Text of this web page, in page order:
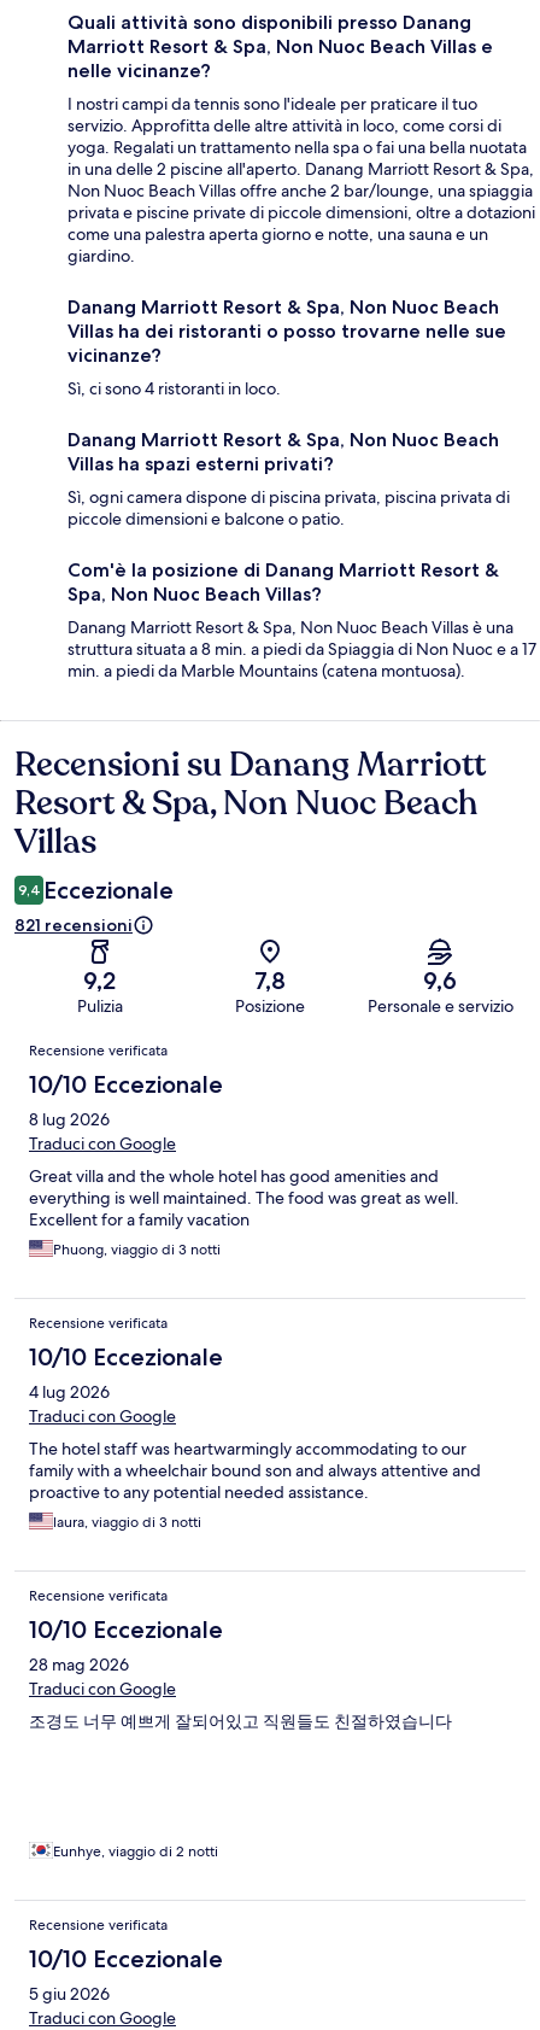
Quali attività sono disponibili presso Danang
Marriott Resort & Spa, Non Nuoc Beach Villas e
nelle vicinanze?
I nostri campi da tennis sono l'ideale per praticare il tuo
servizio. Approfitta delle altre attività in loco, come corsi di
yoga. Regalati un trattamento nella spa o fai una bella nuotata
in una delle 2 piscine all'aperto. Danang Marriott Resort & Spa,
Non Nuoc Beach Villas offre anche 2 bar/lounge, una spiaggia
privata e piscine private di piccole dimensioni, oltre a dotazioni
come una palestra aperta giorno e notte, una sauna e un
giardino.
Danang Marriott Resort & Spa, Non Nuoc Beach
Villas ha dei ristoranti o posso trovarne nelle sue
vicinanze?
Sì, ci sono 4 ristoranti in loco.
Danang Marriott Resort & Spa, Non Nuoc Beach
Villas ha spazi esterni privati?
Sì, ogni camera dispone di piscina privata, piscina privata di
piccole dimensioni e balcone o patio.
Com'è la posizione di Danang Marriott Resort &
Spa, Non Nuoc Beach Villas?
Danang Marriott Resort & Spa, Non Nuoc Beach Villas è una
struttura situata a 8 min. a piedi da Spiaggia di Non Nuoc e a 17
min. a piedi da Marble Mountains (catena montuosa).
Recensioni
Recensioni su Danang Marriott
Resort & Spa, Non Nuoc Beach
Villas
9,4 Eccezionale
821 recensioni
9,2
Pulizia
7,8
Posizione
9,6
Personale e servizio
Recensioni
Recensione verificata
10/10 Eccezionale
8 lug 2026
Traduci con Google
Great villa and the whole hotel has good amenities and
everything is well maintained. The food was great as well.
Excellent for a family vacation
Phuong, viaggio di 3 notti
Recensione verificata
10/10 Eccezionale
4 lug 2026
Traduci con Google
The hotel staff was heartwarmingly accommodating to our
family with a wheelchair bound son and always attentive and
proactive to any potential needed assistance.
laura, viaggio di 3 notti
Recensione verificata
10/10 Eccezionale
28 mag 2026
Traduci con Google
조경도 너무 예쁘게 잘되어있고 직원들도 친절하였습니다
Eunhye, viaggio di 2 notti
Recensione verificata
10/10 Eccezionale
5 giu 2026
Traduci con Google